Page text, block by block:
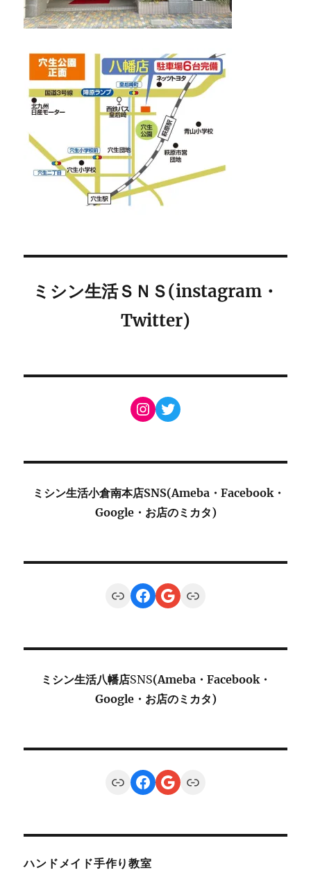
ミシン生活ＳＮＳ(instagram・
Twitter)
Instagram
Twitter
ミシン生活小倉南本店SNS(Ameba・Facebook・
Google・お店のミカタ)
LinkFacebook
Google
Link
ミシン生活八幡店SNS(Ameba・Facebook・
Google・お店のミカタ)
LinkFacebook
Google
Link
ハンドメイド手作り教室